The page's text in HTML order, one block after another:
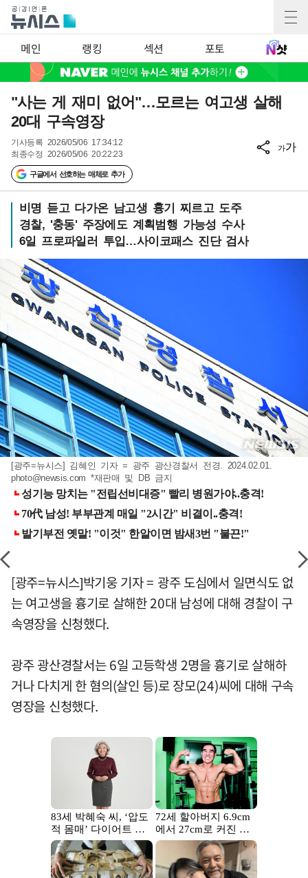
메인 랭킹 섹션 포토
"사는 게 재미 없어"…모르는 여고생 살해
20대 구속영장
기사등록 2026/05/06 17:34:12
최종수정 2026/05/06 20:22:23
구글에서 선호하는 매체로 추가
가가
비명 듣고 다가온 남고생 흉기 찌르고 도주
경찰, '충동' 주장에도 계획범행 가능성 수사
6일 프로파일러 투입…사이코패스 진단 검사
[광주=뉴시스] 김혜인 기자 = 광주 광산경찰서 전경. 2024.02.01.
photo@newsis.com *재판매 및 DB 금지
[광주=뉴시스]박기웅 기자 = 광주 도심에서 일면식도 없
는 여고생을 흉기로 살해한 20대 남성에 대해 경찰이 구
속영장을 신청했다.
광주 광산경찰서는 6일 고등학생 2명을 흉기로 살해하
거나 다치게 한 혐의(살인 등)로 장모(24)씨에 대해 구속
영장을 신청했다.